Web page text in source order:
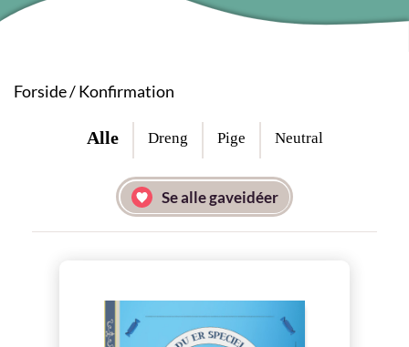
Forside/Konfirmation
Alle Dreng Pige Neutral
Se alle gaveidéer